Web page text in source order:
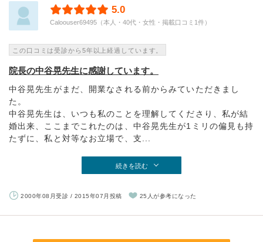
5.0
Caloouser69495（本人・40代・女性・掲載口コミ1件）
この口コミは受診から5年以上経過しています。
院長の中谷晃先生に感謝しています。
中谷晃先生がまだ、開業なされる前からみていただきまし
た。
中谷晃先生は、いつも私のことを理解してくださり、私が結
婚出来、ここまでこれたのは、中谷晃先生が1ミリの偏見も持
たずに、私と対等なお立場で、支...
続きを読む
2000年08月受診 / 2015年07月投稿 25人が参考になった